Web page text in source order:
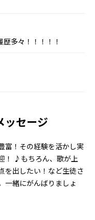
多々！！！！！
ッセージ
富！その経験を活かし実
！ ♪もちろん、歌が上
を出したい！など生徒さ
一緒にがんばりましょ